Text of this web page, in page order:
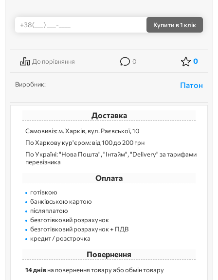
Купити в 1 клік
До порівняння 0 0
Виробник: Патон
Доставка
Самовивіз: м. Харків, вул. Раєвської, 10
По Харкову кур'єром: від 100 до 200 грн
По Україні: "Нова Пошта", "Інтайм", "Delivery" за тарифами
перевізника
Оплата
готівкою
банківською картою
післяплатою
безготівковий розрахунок
безготівковий розрахунок + ПДВ
кредит / розстрочка
Повернення
14 днівна повернення товару або обмін товару